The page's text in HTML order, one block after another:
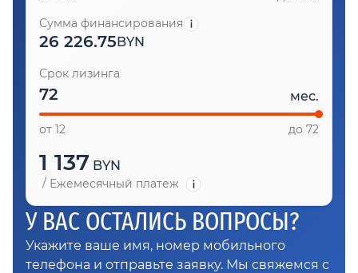
Сумма финансирования
26 226.75BYN
Срок лизинга
мес.
от 12 до 72
1 137 BYN
/ Ежемесячный платеж
У ВАС ОСТАЛИСЬ ВОПРОСЫ?
Укажите ваше имя, номер мобильного
телефона и отправьте заявку. Мы свяжемся с